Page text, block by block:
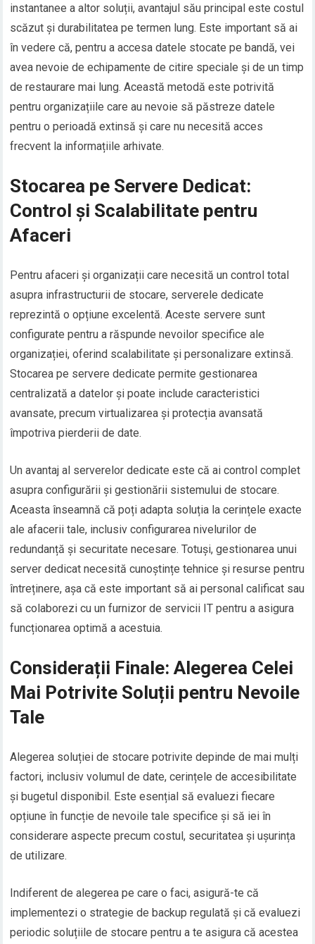
instantanee a altor soluții, avantajul său principal este costul
scăzut și durabilitatea pe termen lung. Este important să ai
în vedere că, pentru a accesa datele stocate pe bandă, vei
avea nevoie de echipamente de citire speciale și de un timp
de restaurare mai lung. Această metodă este potrivită
pentru organizațiile care au nevoie să păstreze datele
pentru o perioadă extinsă și care nu necesită acces
frecvent la informațiile arhivate.
Stocarea pe Servere Dedicat:
Control și Scalabilitate pentru
Afaceri
Pentru afaceri și organizații care necesită un control total
asupra infrastructurii de stocare, serverele dedicate
reprezintă o opțiune excelentă. Aceste servere sunt
configurate pentru a răspunde nevoilor specifice ale
organizației, oferind scalabilitate și personalizare extinsă.
Stocarea pe servere dedicate permite gestionarea
centralizată a datelor și poate include caracteristici
avansate, precum virtualizarea și protecția avansată
împotriva pierderii de date.
Un avantaj al serverelor dedicate este că ai control complet
asupra configurării și gestionării sistemului de stocare.
Aceasta înseamnă că poți adapta soluția la cerințele exacte
ale afacerii tale, inclusiv configurarea nivelurilor de
redundanță și securitate necesare. Totuși, gestionarea unui
server dedicat necesită cunoștințe tehnice și resurse pentru
întreținere, așa că este important să ai personal calificat sau
să colaborezi cu un furnizor de servicii IT pentru a asigura
funcționarea optimă a acestuia.
Considerații Finale: Alegerea Celei
Mai Potrivite Soluții pentru Nevoile
Tale
Alegerea soluției de stocare potrivite depinde de mai mulți
factori, inclusiv volumul de date, cerințele de accesibilitate
și bugetul disponibil. Este esențial să evaluezi fiecare
opțiune în funcție de nevoile tale specifice și să iei în
considerare aspecte precum costul, securitatea și ușurința
de utilizare.
Indiferent de alegerea pe care o faci, asigură-te că
implementezi o strategie de backup regulată și că evaluezi
periodic soluțiile de stocare pentru a te asigura că acestea